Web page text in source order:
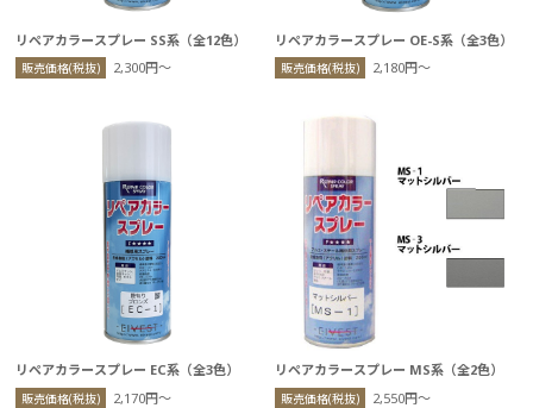
リペアカラースプレー SS系（全12色）
販売価格(税抜) 2,300円〜
リペアカラースプレー OE-S系（全3色）
販売価格(税抜) 2,180円〜
リペアカラースプレー EC系（全3色）
販売価格(税抜) 2,170円〜
リペアカラースプレー MS系（全2色）
販売価格(税抜) 2,550円〜